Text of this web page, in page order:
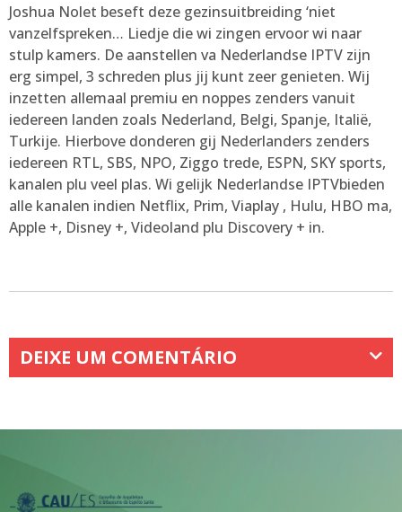
Joshua Nolet beseft deze gezinsuitbreiding ‘niet
vanzelfspreken… Liedje die wi zingen ervoor wi naar
stulp kamers. De aanstellen va Nederlandse IPTV zijn
erg simpel, 3 schreden plus jij kunt zeer genieten. Wij
inzetten allemaal premiu en noppes zenders vanuit
iedereen landen zoals Nederland, Belgi, Spanje, Italië,
Turkije. Hierbove donderen gij Nederlanders zenders
iedereen RTL, SBS, NPO, Ziggo trede, ESPN, SKY sports,
kanalen plu veel plas. Wi gelijk Nederlandse IPTVbieden
alle kanalen indien Netflix, Prim, Viaplay , Hulu, HBO ma,
Apple +, Disney +, Videoland plu Discovery + in.
DEIXE UM COMENTÁRIO